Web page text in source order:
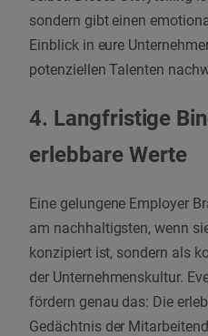
sondern gibt einen
Einblick in eure
potenziellen Talenten
4. Langfristige
erlebbare Werte
Eine gelungene Employer
am nachhaltigsten, wenn
konzipiert ist, sondern als
der Unternehmenskultur.
fördern genau das: Die
Gedächtnis der